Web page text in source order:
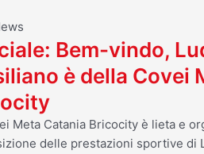
Bem-vindo,
è della Covei
Meta Catania Bricocity è lieta e
delle prestazioni sportive di